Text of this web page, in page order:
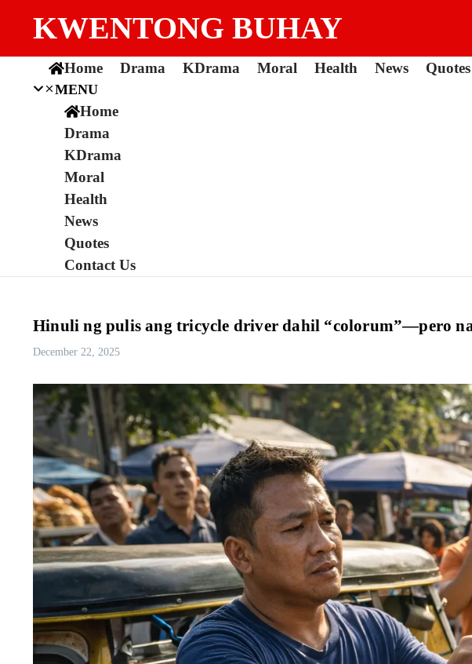
KWENTONG BUHAY
Home Drama KDrama Moral Health News Quotes
MENU
Home
Drama
KDrama
Moral
Health
News
Quotes
Contact Us
Hinuli ng pulis ang tricycle driver dahil “colorum”—pero
December 22, 2025